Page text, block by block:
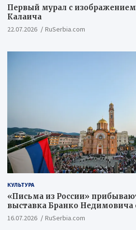
Первый мурал с
Калаича
22.07.2026 RuSerbia.com
КУЛЬТУРА
«Письма из России»
выставка Бранко Недимовича
шестерых художников из
Федерации
16.07.2026 RuSerbia.com